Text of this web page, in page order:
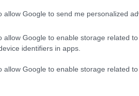
allow Google to send me personalized
allow Google to enable storage related
identifiers in apps.
allow Google to enable storage related